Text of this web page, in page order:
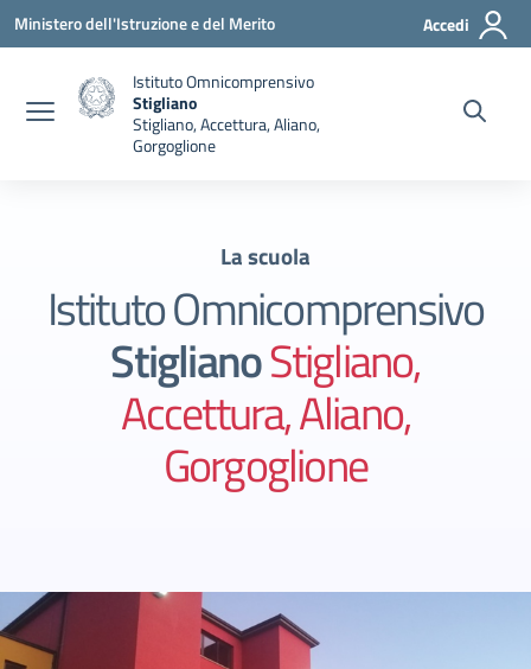
Vai ai contenuti
Vai al menu di navigazione
Vai al footer
Ministero dell'Istruzione e del Merito Accedi
Istituto Omnicomprensivo
Stigliano
Stigliano, Accettura, Aliano,
Gorgoglione
La scuola
Istituto Omnicomprensivo
StiglianoStigliano,
Accettura, Aliano,
Gorgoglione